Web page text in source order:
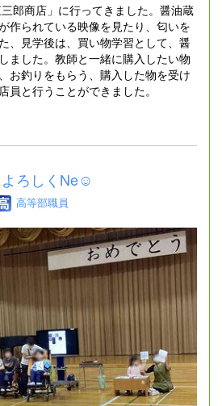
郎商店」に行ってきました。醤油蔵
作られている映像を見たり、匂いを
、見学後は、買い物学習として、醤
ました。教師と一緒に購入したい物
お釣りをもらう、購入した物を受け
員と行うことができました。
ろしくNe☺
高等部職員